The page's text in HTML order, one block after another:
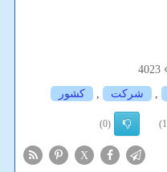
4023
, شركت , كشور
(0)
X